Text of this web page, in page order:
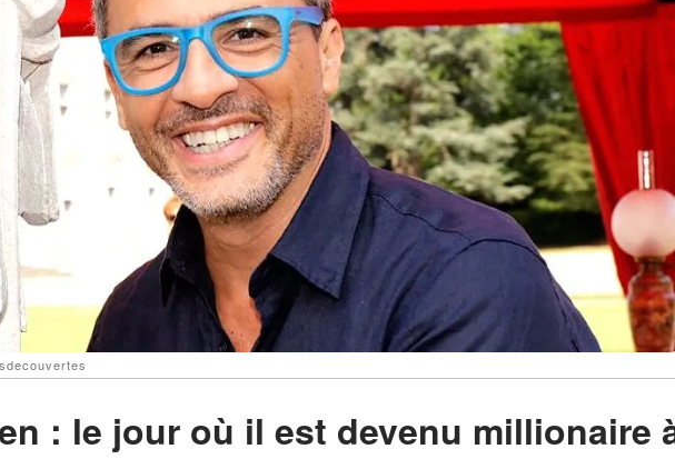
: le jour où il est devenu millionaire